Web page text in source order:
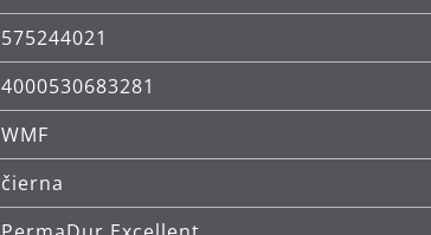
575244021
4000530683281
WMF
čierna